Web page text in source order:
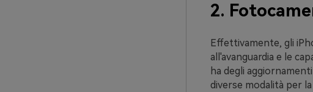
2.
Effettivamente, gli
all'avanguardia e le
ha degli
diverse modalità per